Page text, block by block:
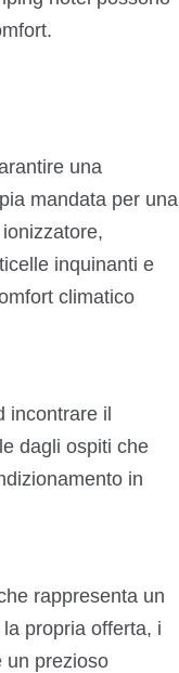
una
mandata per una
inquinanti e
climatico
incontrare il
dagli ospiti che
in
rappresenta un
propria offerta, i
un prezioso